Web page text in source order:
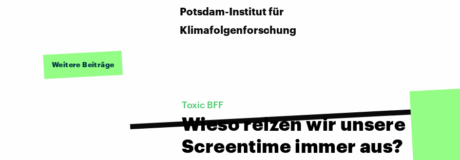
Potsdam-Institut für
Klimafolgenforschung
Weitere Beiträge
Toxic BFF
Wieso reizen wir unsere
Screentime immer aus?